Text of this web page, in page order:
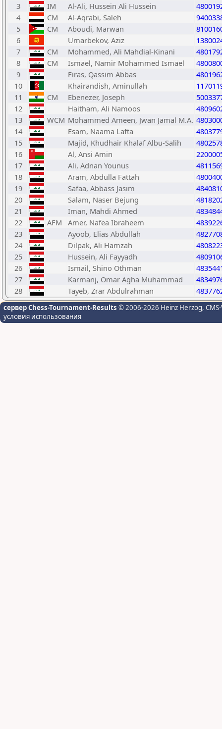
3
IM Al-Ali, Hussein Ali Hussein
4
CM Al-Aqrabi, Saleh
5
CM Aboudi, Marwan
6
Umarbekov, Aziz
7
CM Mohammed, Ali Mahdial-Kinani
8
CM Ismael, Namir Mohammed Ismael
9
Firas, Qassim Abbas
10
Khairandish, Aminullah
11
CM Ebenezer, Joseph
12
Haitham, Ali Namoos
13
WCM Mohammed Ameen, Jwan Jamal M.A.
14
Esam, Naama Lafta
15
Majid, Khudhair Khalaf Albu-Salih
16
Al, Ansi Amin
17
Ali, Adnan Younus
18
Aram, Abdulla Fattah
19
Safaa, Abbass Jasim
20
Salam, Naser Bejung
21
Iman, Mahdi Ahmed
22
AFM Amer, Nafea Ibraheem
23
Ayoob, Elias Abdullah
24
Dilpak, Ali Hamzah
25
Hussein, Ali Fayyadh
26
Ismail, Shino Othman
27
Karmanj, Omar Agha Muhammad
28
Tayeb, Zrar Abdulrahman
сервер Chess-Tournament-Results © 2006-2026 Heinz Herzog,
условия использования